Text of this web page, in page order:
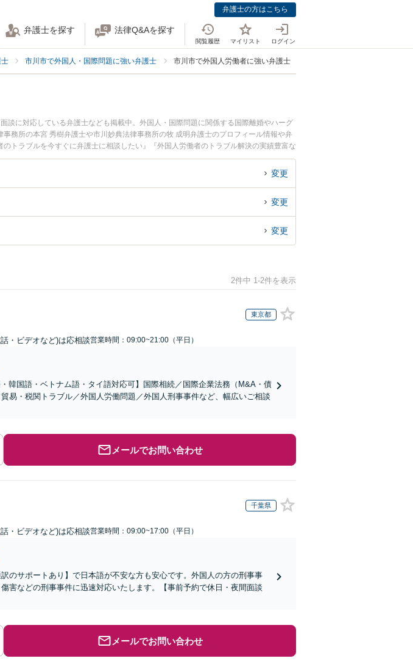
弁護士の方はこちら
弁護士を探す 法律Q&Aを探す
閲覧履歴 マイリスト ログイン
市川市で外国人・国際問題に強い弁護士 市川市で外国人労働者に強い弁護士
に対応している弁護士なども掲載中。外国人・国際問題に関係する国際離婚やハーグ
務所の本宮 秀樹弁護士や市川妙典法律事務所の牧 成明弁護士のプロフィール情報や弁
トラブルを今すぐに弁護士に相談したい』『外国人労働者のトラブル解決の実績豊富な
護士に相談予約したい』などでお困りの相談者さんにおすすめです。
変更
変更
変更
2件中 1-2件を表示
東京都
・ビデオなど)は応相談営業時間：09:00~21:00（平日）
韓国語・ベトナム語・タイ語対応可】国際相続／国際企業法務（M&A・債
易・税関トラブル／外国人労働問題／外国人刑事事件など、幅広いご相談
メールでお問い合わせ
千葉県
・ビデオなど)は応相談営業時間：09:00~17:00（平日）
のサポートあり】で日本語が不安な方も安心です。外国人の方の刑事事
害などの刑事事件に迅速対応いたします。【事前予約で休日・夜間面談
メールでお問い合わせ